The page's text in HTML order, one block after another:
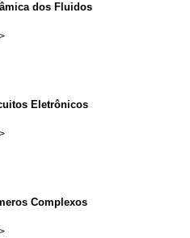
dos Fluidos
Eletrônicos
Complexos